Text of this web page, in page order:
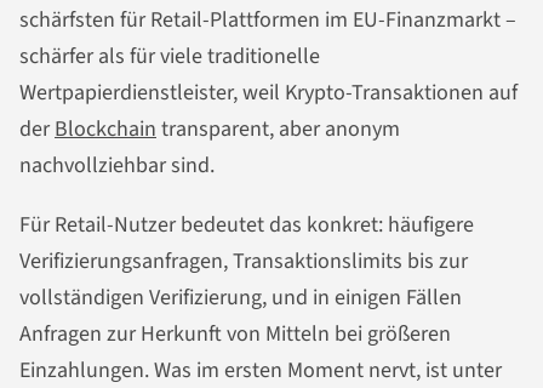
schärfsten für Retail-Plattformen im EU-Finanzmarkt –
schärfer als für viele traditionelle
Wertpapierdienstleister, weil Krypto-Transaktionen auf
derBlockchain transparent, aber anonym
nachvollziehbar sind.
Für Retail-Nutzer bedeutet das konkret: häufigere
Verifizierungsanfragen, Transaktionslimits bis zur
vollständigen Verifizierung, und in einigen Fällen
Anfragen zur Herkunft von Mitteln bei größeren
Einzahlungen. Was im ersten Moment nervt, ist unter